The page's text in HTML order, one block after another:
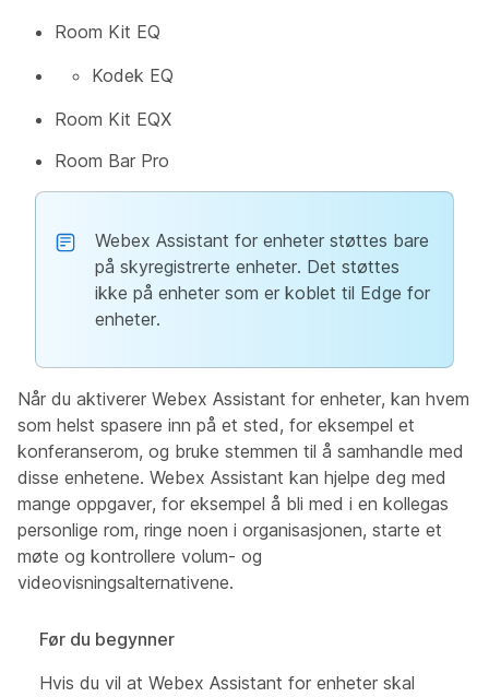
Room Kit EQ
Kodek EQ
Room Kit EQX
Room Bar Pro
Webex Assistant for enheter støttes bare
på skyregistrerte enheter. Det støttes
ikke på enheter som er koblet til Edge for
enheter.
Når du aktiverer Webex Assistant for enheter, kan hvem
som helst spasere inn på et sted, for eksempel et
konferanserom, og bruke stemmen til å samhandle med
disse enhetene. Webex Assistant kan hjelpe deg med
mange oppgaver, for eksempel å bli med i en kollegas
personlige rom, ringe noen i organisasjonen, starte et
møte og kontrollere volum- og
videovisningsalternativene.
Før du begynner
Hvis du vil at Webex Assistant for enheter skal